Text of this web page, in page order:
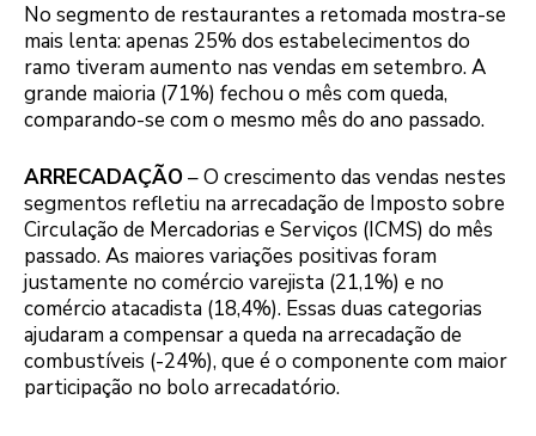
No segmento de restaurantes a retomada mostra-se
mais lenta: apenas 25% dos estabelecimentos do
ramo tiveram aumento nas vendas em setembro. A
grande maioria (71%) fechou o mês com queda,
comparando-se com o mesmo mês do ano passado.
ARRECADAÇÃO– O crescimento das vendas nestes
segmentos refletiu na arrecadação de Imposto sobre
Circulação de Mercadorias e Serviços (ICMS) do mês
passado. As maiores variações positivas foram
justamente no comércio varejista (21,1%) e no
comércio atacadista (18,4%). Essas duas categorias
ajudaram a compensar a queda na arrecadação de
combustíveis (-24%), que é o componente com maior
participação no bolo arrecadatório.